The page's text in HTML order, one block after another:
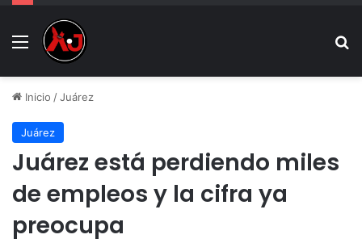
Menu
Inicio /Juárez
Juárez
Juárez está perdiendo miles
de empleos y la cifra ya
preocupa